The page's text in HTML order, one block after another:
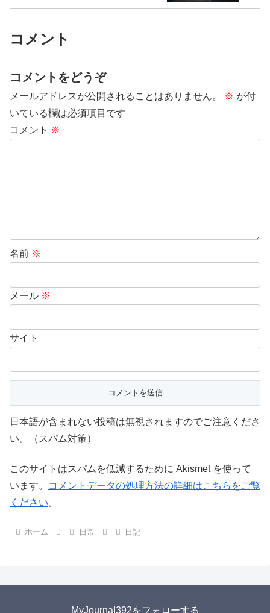
コメント
コメントをどうぞ
メールアドレスが公開されることはありません。 ※ が付
いている欄は必須項目です
コメント ※
名前 ※
メール ※
サイト
日本語が含まれない投稿は無視されますのでご注意くださ
い。（スパム対策）
このサイトはスパムを低減するために Akismet を使って
います。
コメントデータの処理方法の詳細はこちらをご覧
ください。
ホーム 日常 日記
MyJournal392をフォローする